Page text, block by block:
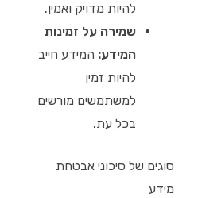
להיות מדויק ואמין.
שמירה על זמינות
המידע: המידע חייב
להיות זמין
למשתמשים מורשים
בכל עת.
סוגים של סיכוני אבטחת
מידע